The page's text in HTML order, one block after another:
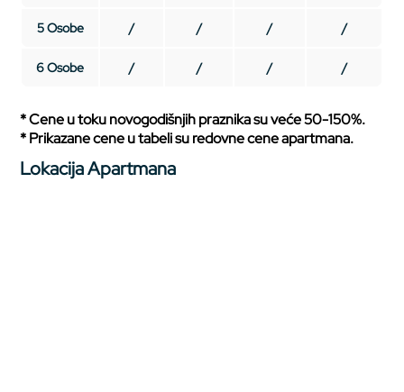
5 Osobe / / / /
6 Osobe / / / /
* Cene u toku novogodišnjih praznika su veće 50-150%.
* Prikazane cene u tabeli su redovne cene apartmana.
Lokacija Apartmana